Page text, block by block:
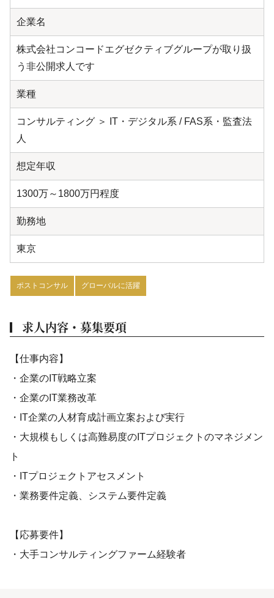
企業名
株式会社コンコードエグゼクティブグループが取り扱
う非公開求人です
業種
コンサルティング ＞ IT・デジタル系 / FAS系・監査法
人
想定年収
1300万～1800万円程度
勤務地
東京
ポストコンサル グローバルに活躍
求人内容・募集要項
【仕事内容】
・企業のIT戦略立案
・企業のIT業務改革
・IT企業の人材育成計画立案および実行
・大規模もしくは高難易度のITプロジェクトのマネジメン
ト
・ITプロジェクトアセスメント
・業務要件定義、システム要件定義
【応募要件】
・大手コンサルティングファーム経験者